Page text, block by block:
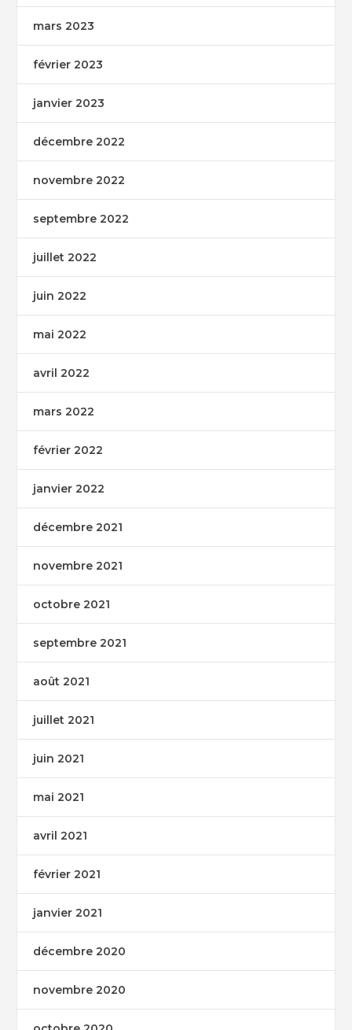
mars 2023
février 2023
janvier 2023
décembre 2022
novembre 2022
septembre 2022
juillet 2022
juin 2022
mai 2022
avril 2022
mars 2022
février 2022
janvier 2022
décembre 2021
novembre 2021
octobre 2021
septembre 2021
août 2021
juillet 2021
juin 2021
mai 2021
avril 2021
février 2021
janvier 2021
décembre 2020
novembre 2020